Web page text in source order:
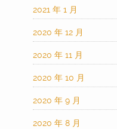
2021 年 1 月
2020 年 12 月
2020 年 11 月
2020 年 10 月
2020 年 9 月
2020 年 8 月